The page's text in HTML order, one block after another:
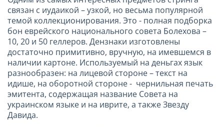
связан с иудаикой – узкой, но весьма популярной
темой коллекционирования. Это - полная подборка
бон еврейского национального совета Болехова –
10, 20 и 50 геллеров. Дензнаки изготовлены
достаточно примитивно, вручную, на имевшемся в
наличии картоне. Используемый на деньгах язык
разнообразен: на лицевой стороне – текст на
идише, на оборотной стороне - чернильная печать
эмитента, содержащая название Совета на
украинском языке и на иврите, а также Звезду
Давида.